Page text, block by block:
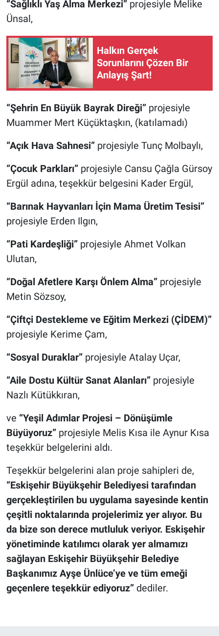
“Sağlıklı Yaş Alma Merkezi”projesiyle Melike
Ünsal,
Halkın Gerçek
Sorunlarını Çözen Bir
Anlayış Şart!
“Şehrin En Büyük Bayrak Direği”projesiyle
Muammer Mert Küçüktaşkın, (katılamadı)
“Açık Hava Sahnesi”projesiyle Tunç Molbaylı,
“Çocuk Parkları”projesiyle Cansu Çağla Gürsoy
Ergül adına, teşekkür belgesini Kader Ergül,
“Barınak Hayvanları İçin Mama Üretim Tesisi”
projesiyle Erden Ilgın,
“Pati Kardeşliği”projesiyle Ahmet Volkan
Ulutan,
“Doğal Afetlere Karşı Önlem Alma”projesiyle
Metin Sözsoy,
“Çiftçi Destekleme ve Eğitim Merkezi (ÇİDEM)”
projesiyle Kerime Çam,
“Sosyal Duraklar”projesiyle Atalay Uçar,
“Aile Dostu Kültür Sanat Alanları”projesiyle
Nazlı Kütükkıran,
ve “Yeşil Adımlar Projesi – Dönüşümle
Büyüyoruz”projesiyle Melis Kısa ile Aynur Kısa
teşekkür belgelerini aldı.
Teşekkür belgelerini alan proje sahipleri de,
“Eskişehir Büyükşehir Belediyesi tarafından
gerçekleştirilen bu uygulama sayesinde kentin
çeşitli noktalarında projelerimiz yer alıyor. Bu
da bize son derece mutluluk veriyor. Eskişehir
yönetiminde katılımcı olarak yer almamızı
sağlayan Eskişehir Büyükşehir Belediye
Başkanımız Ayşe Ünlüce’ye ve tüm emeği
geçenlere teşekkür ediyoruz” dediler.